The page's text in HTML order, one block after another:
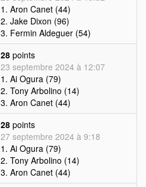
1. Aron Canet (44)
2. Jake Dixon (96)
3. Fermin Aldeguer (54)
28 points
23 septembre 2024 à 12:07
1. Ai Ogura (79)
2. Tony Arbolino (14)
3. Aron Canet (44)
28 points
27 septembre 2024 à 9:18
1. Ai Ogura (79)
2. Tony Arbolino (14)
3. Aron Canet (44)